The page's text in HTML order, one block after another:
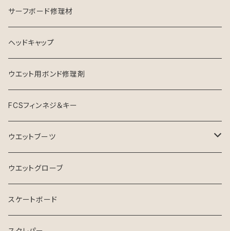
ソフナー
サーフボード修理材
ヘッドキャップ
ウエット用ボンド修理剤
FCSフィンネジ＆キー
ウエットブーツ
リーフブーツ
ウエットグローブ
スケートボード